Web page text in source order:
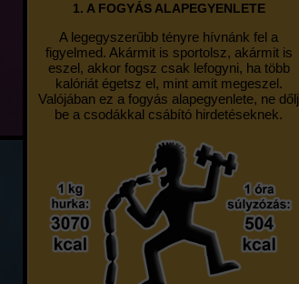
1. A FOGYÁS ALAPEGYENLETE
A legegyszerűbb tényre hívnánk fel a
figyelmed. Akármit is sportolsz, akármit is
eszel, akkor fogsz csak lefogyni, ha több
kalóriát égetsz el, mint amit megeszel.
Valójában ez a fogyás alapegyenlete, ne dőlj
be a csodákkal csábító hirdetéseknek.